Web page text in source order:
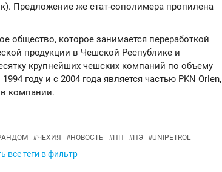
Предложение же стат-сополимера пропилена
общество, которое занимается переработкой
продукции в Чешской Республике и
крупнейших чешских компаний по объему
году и с 2004 года является частью PKN Orlen,
компании.
#ЧЕХИЯ #НОВОСТЬ #ПП #ПЭ #UNIPETROL
все теги в фильтр